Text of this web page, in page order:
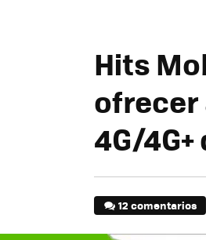
Hits
ofrecer
4G/
12 comentarios